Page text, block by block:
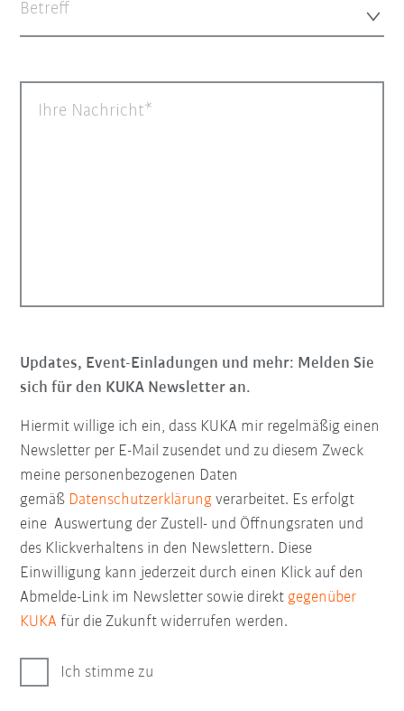
Betreff
Ihre Nachricht
Updates, Event-Einladungen und mehr: Melden Sie
sich für den KUKA Newsletter an.
Hiermit willige ich ein, dass KUKA mir regelmäßig einen
Newsletter per E-Mail zusendet und zu diesem Zweck
meine personenbezogenen Daten
gemäß Datenschutzerklärung verarbeitet. Es erfolgt
eine Auswertung der Zustell- und Öffnungsraten und
des Klickverhaltens in den Newslettern. Diese
Einwilligung kann jederzeit durch einen Klick auf den
Abmelde-Link im Newsletter sowie direktgegenüber
KUKA für die Zukunft widerrufen werden.
Ich stimme zu